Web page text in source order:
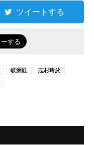
ツイートする
岐洲匠
志村玲於